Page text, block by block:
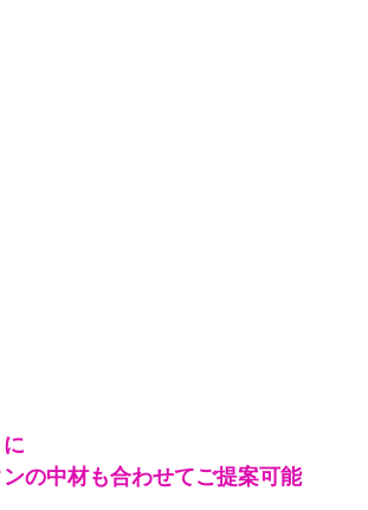
の中材も合わせてご提案可能